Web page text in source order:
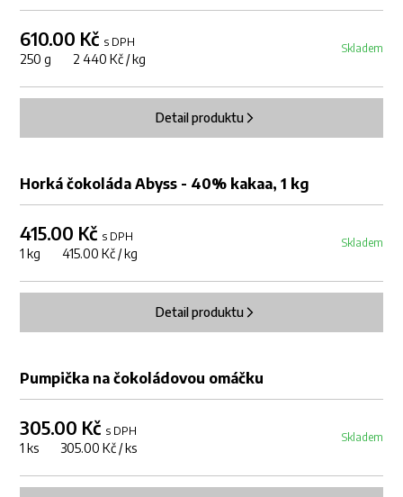
610.00 Kč s DPH
250 g 2 440 Kč / kg
Skladem
Detail produktu
Horká čokoláda Abyss - 40% kakaa, 1 kg
415.00 Kč s DPH
1 kg 415.00 Kč / kg
Skladem
Detail produktu
Pumpička na čokoládovou omáčku
305.00 Kč s DPH
1 ks 305.00 Kč / ks
Skladem